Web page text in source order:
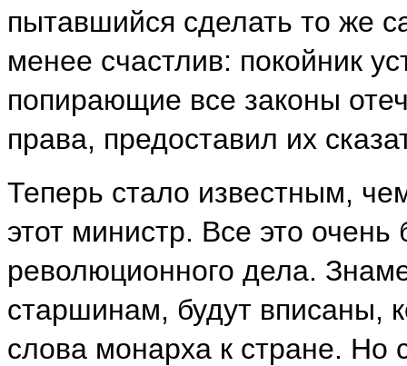
пытавшийся сделать то же
менее счастлив: покойник
попирающие все законы
права, предоставил их
Теперь стало известным,
этот министр. Все это
революционного дела.
старшинам, будут вписаны,
слова монарха к стране. Но